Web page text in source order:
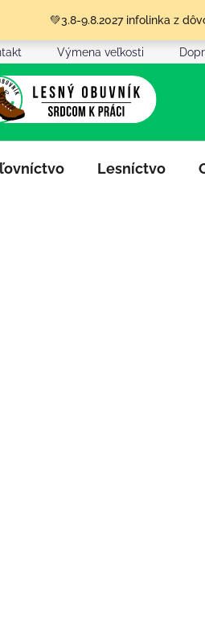
💚3.8-9.8.2027 infolinka z
Výmena veľkosti
Lesníctvo